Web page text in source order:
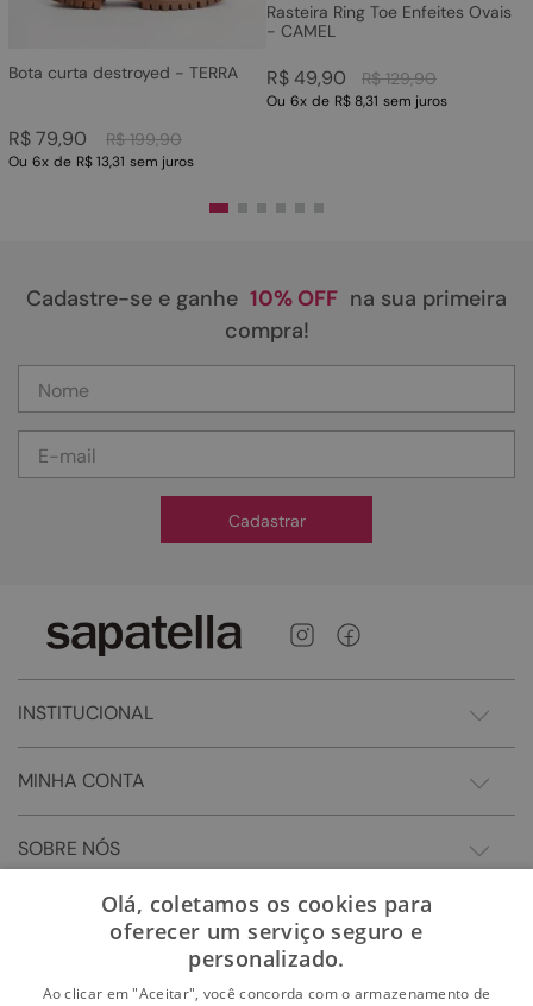
Bota curta destroyed - TERRA
R$ 199,90
R$79,90
Ou 6x de R$ 13,31 sem juros
Rasteira Ring Toe Enfeites Ovais
- CAMEL
R$ 129,90
R$49,90
Ou 6x de R$ 8,31 sem juros
Cadastre-se e ganhe 10% OFF na sua primeira
compra!
Cadastrar
INSTITUCIONAL
MINHA CONTA
SOBRE NÓS
Olá, coletamos os cookies para
oferecer um serviço seguro e
personalizado.
Ao clicar em "Aceitar", você concorda com o armazenamento de